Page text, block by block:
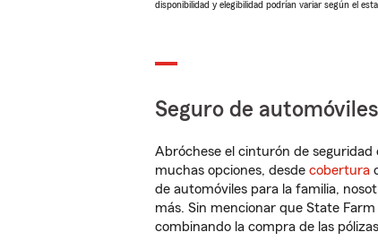
disponibilidad y elegibilidad podrían variar según el
Seguro de automóviles
Abróchese el cinturón de
muchas opciones, desde cobertura
de automóviles para la familia,
más. Sin mencionar que State
combinando la compra de las